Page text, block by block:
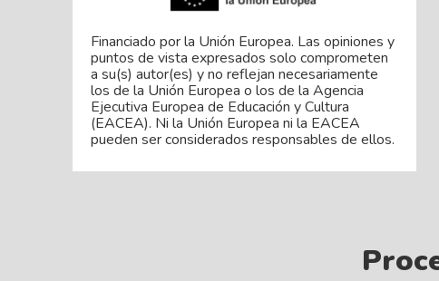
Financiado por la Unión Europea. Las opiniones y
puntos de vista expresados solo comprometen
a su(s) autor(es) y no reflejan necesariamente
los de la Unión Europea o los de la Agencia
Ejecutiva Europea de Educación y Cultura
(EACEA). Ni la Unión Europea ni la EACEA
pueden ser considerados responsables de ellos.